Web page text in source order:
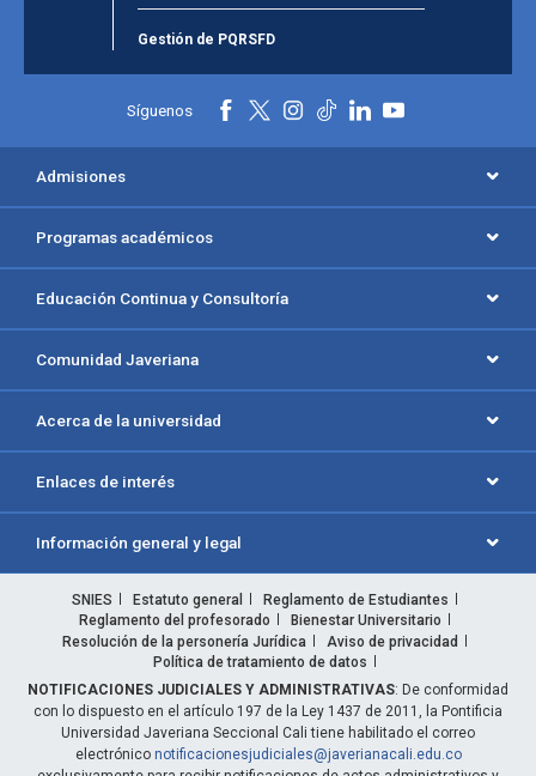
Gestión de PQRSFD
Síguenos
Admisiones
Programas académicos
Educación Continua y Consultoría
Comunidad Javeriana
Acerca de la universidad
Enlaces de interés
Información general y legal
SNIES Estatuto general
Reglamento de Estudiantes
Reglamento del profesorado
Bienestar Universitario
Resolución de la personería Jurídica
Aviso de privacidad
Política de tratamiento de datos
NOTIFICACIONES JUDICIALES Y ADMINISTRATIVAS: De conformidad
con lo dispuesto en el artículo 197 de la Ley 1437 de 2011, la Pontificia
Universidad Javeriana Seccional Cali tiene habilitado el correo
electrónico notificacionesjudiciales@javerianacali.edu.co